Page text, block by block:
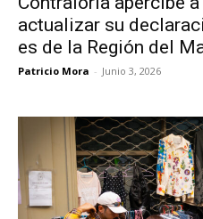
actualizar su
es de la Región del
Patricio Mora - Junio 3, 2026